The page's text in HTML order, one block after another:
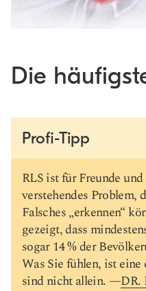
Die
Profi-Tipp
RLS ist für Freunde
verstehendes Problem,
Falsches „erkennen“
gezeigt, dass
sogar 14 % der
Was Sie fühlen, ist eine
sind nicht allein. —DR.